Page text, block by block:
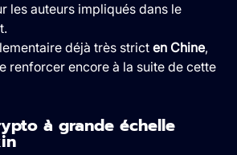
les auteurs impliqués dans le
déjà très strict en Chine,
renforcer encore à la suite de cette
à grande échelle